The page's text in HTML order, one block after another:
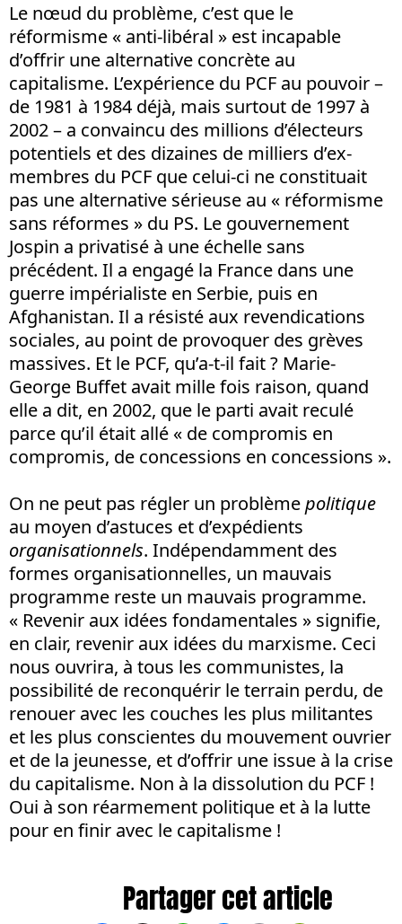
Le nœud du problème, c’est que le
réformisme « anti-libéral » est incapable
d’offrir une alternative concrète au
capitalisme. L’expérience du PCF au pouvoir –
de 1981 à 1984 déjà, mais surtout de 1997 à
2002 – a convaincu des millions d’électeurs
potentiels et des dizaines de milliers d’ex-
membres du PCF que celui-ci ne constituait
pas une alternative sérieuse au « réformisme
sans réformes » du PS. Le gouvernement
Jospin a privatisé à une échelle sans
précédent. Il a engagé la France dans une
guerre impérialiste en Serbie, puis en
Afghanistan. Il a résisté aux revendications
sociales, au point de provoquer des grèves
massives. Et le PCF, qu’a-t-il fait ? Marie-
George Buffet avait mille fois raison, quand
elle a dit, en 2002, que le parti avait reculé
parce qu’il était allé « de compromis en
compromis, de concessions en concessions ».
On ne peut pas régler un problèmepolitique
au moyen d’astuces et d’expédients
organisationnels. Indépendamment des
formes organisationnelles, un mauvais
programme reste un mauvais programme.
« Revenir aux idées fondamentales » signifie,
en clair, revenir aux idées du marxisme. Ceci
nous ouvrira, à tous les communistes, la
possibilité de reconquérir le terrain perdu, de
renouer avec les couches les plus militantes
et les plus conscientes du mouvement ouvrier
et de la jeunesse, et d’offrir une issue à la crise
du capitalisme. Non à la dissolution du PCF !
Oui à son réarmement politique et à la lutte
pour en finir avec le capitalisme !